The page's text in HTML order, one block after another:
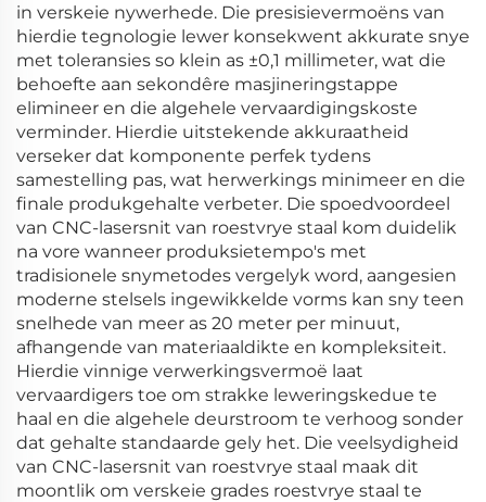
in verskeie nywerhede. Die presisievermoëns van
hierdie tegnologie lewer konsekwent akkurate snye
met toleransies so klein as ±0,1 millimeter, wat die
behoefte aan sekondêre masjineringstappe
elimineer en die algehele vervaardigingskoste
verminder. Hierdie uitstekende akkuraatheid
verseker dat komponente perfek tydens
samestelling pas, wat herwerkings minimeer en die
finale produkgehalte verbeter. Die spoedvoordeel
van CNC-lasersnit van roestvrye staal kom duidelik
na vore wanneer produksietempo's met
tradisionele snymetodes vergelyk word, aangesien
moderne stelsels ingewikkelde vorms kan sny teen
snelhede van meer as 20 meter per minuut,
afhangende van materiaaldikte en kompleksiteit.
Hierdie vinnige verwerkingsvermoë laat
vervaardigers toe om strakke leweringskedue te
haal en die algehele deurstroom te verhoog sonder
dat gehalte standaarde gely het. Die veelsydigheid
van CNC-lasersnit van roestvrye staal maak dit
moontlik om verskeie grades roestvrye staal te